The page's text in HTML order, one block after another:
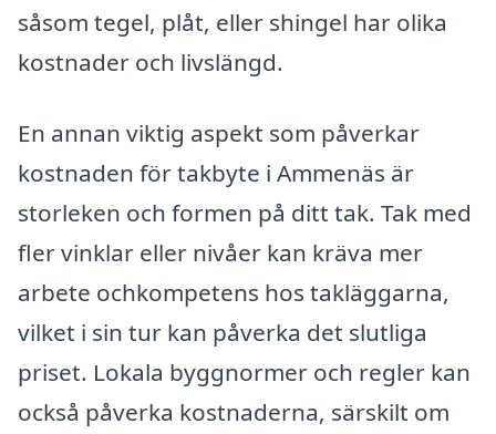
såsom tegel, plåt, eller shingel har olika
kostnader och livslängd.
En annan viktig aspekt som påverkar
kostnaden för takbyte i Ammenäs är
storleken och formen på ditt tak. Tak med
fler vinklar eller nivåer kan kräva mer
arbete ochkompetens hos takläggarna,
vilket i sin tur kan påverka det slutliga
priset. Lokala byggnormer och regler kan
också påverka kostnaderna, särskilt om